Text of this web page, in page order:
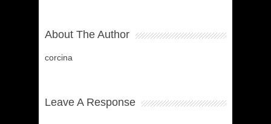
About The Author
corcina
Leave A Response